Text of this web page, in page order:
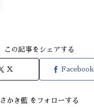
この記事をシェアする
X Facebook
さかき藍 をフォローする